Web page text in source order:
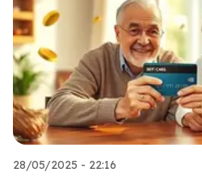
28/05/2025 - 22:16